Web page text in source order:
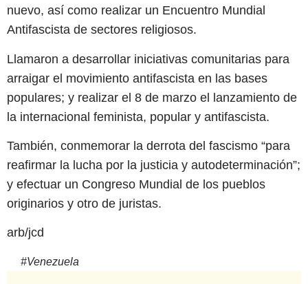
nuevo, así como realizar un Encuentro Mundial
Antifascista de sectores religiosos.
Llamaron a desarrollar iniciativas comunitarias para
arraigar el movimiento antifascista en las bases
populares; y realizar el 8 de marzo el lanzamiento de
la internacional feminista, popular y antifascista.
También, conmemorar la derrota del fascismo “para
reafirmar la lucha por la justicia y autodeterminación”;
y efectuar un Congreso Mundial de los pueblos
originarios y otro de juristas.
arb/jcd
#Venezuela